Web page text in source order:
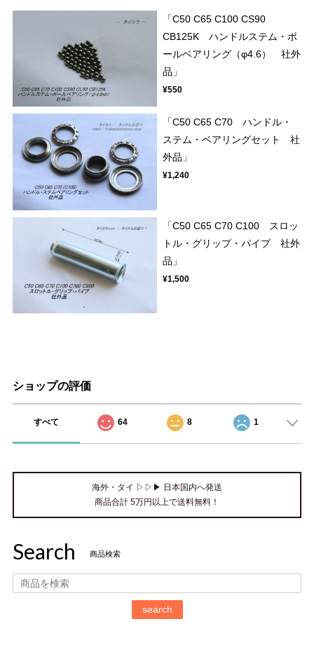
「C50 C65 C100 CS90
CB125K ハンドルステム・ボ
ールベアリング（φ4.6） 社外
品」
¥550
「C50 C65 C70 ハンドル・
ステム・ベアリングセット 社
外品」
¥1,240
「C50 C65 C70 C100 スロッ
トル・グリップ・パイプ 社外
品」
¥1,500
ショップの評価
すべて 64 8 1
海外・タイ ▷▷▶ 日本国内へ発送
商品合計 5万円以上で送料無料！
Search 商品検索
search